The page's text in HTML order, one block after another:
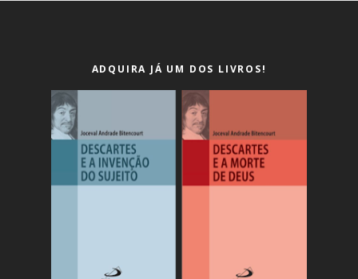
ADQUIRA JÁ UM DOS LIVROS!